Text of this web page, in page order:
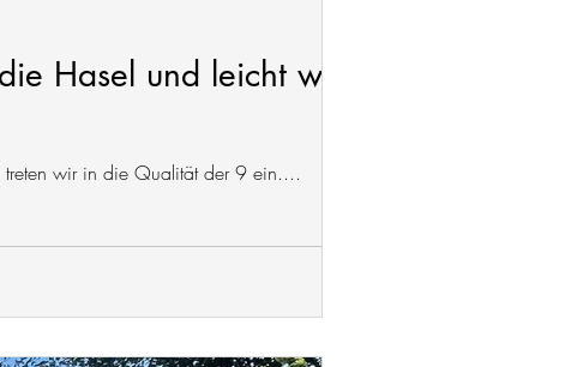
Hasel und leicht wie
treten wir in die Qualität der 9 ein....